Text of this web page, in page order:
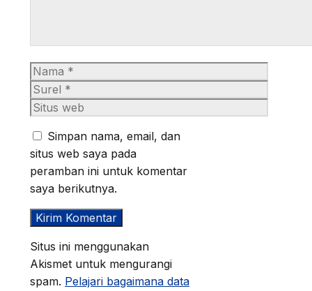
Nama
Surel
Situs
Simpan nama, email, dan
situs web saya pada
peramban ini untuk komentar
saya berikutnya.
Situs ini menggunakan
Akismet untuk mengurangi
spam. Pelajari bagaimana data